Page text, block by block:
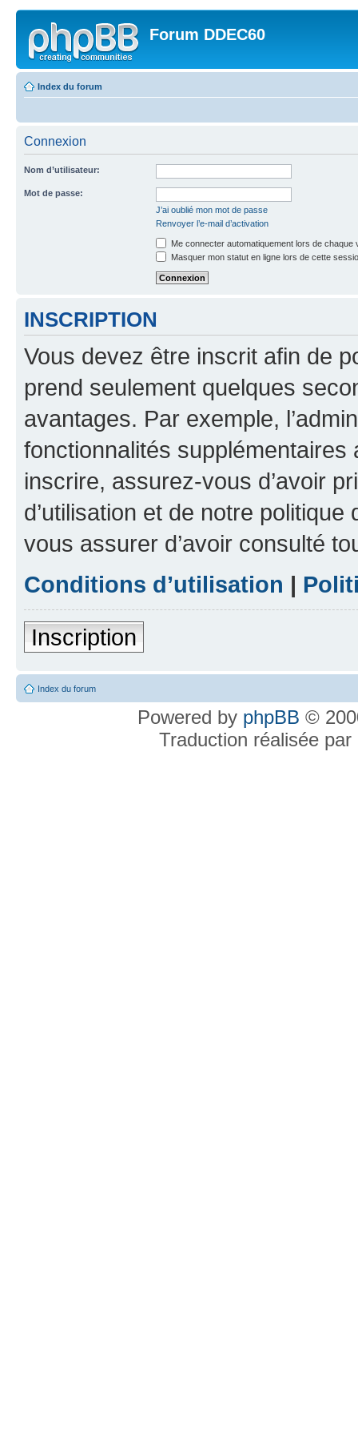
Forum DDEC60
Index du forum
Connexion
Nom d’utilisateur:
Mot de passe:
J’ai oublié mon mot de passe
Renvoyer l’e-mail d’activation
Me connecter automatiquement lors de chaque
Masquer mon statut en ligne lors de cette
INSCRIPTION
Vous devez être inscrit afin de
prend seulement quelques
avantages. Par exemple,
fonctionnalités
inscrire, assurez-vous d’avoir
d’utilisation et de notre
vous assurer d’avoir consulté
Conditions d’utilisation |
Inscription
Index du forum
Powered by phpBB ©
Traduction réalisée par